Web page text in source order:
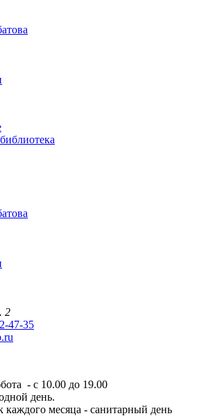
2
47-35
- с 10.00 до 19.00
день.
каждого месяца - санитарный день